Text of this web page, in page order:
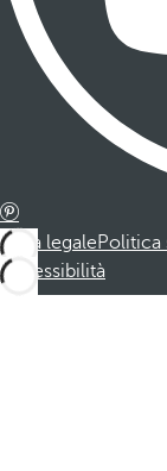
Nota legalePolitica
Accessibilità